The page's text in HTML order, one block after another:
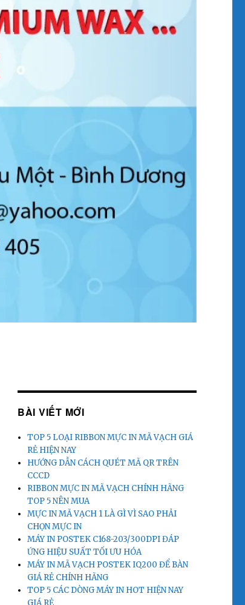
BÀI VIẾT MỚI
TOP 5 LOẠI RIBBON MỰC IN MÃ VẠCH GIÁ
RẺ HIỆN NAY
HƯỚNG DẪN CÁCH QUÉT MÃ QR TRÊN
CCCD
RIBBON MỰC IN MÃ VẠCH CHÍNH HÃNG
TOP 5 NÊN MUA
MỰC IN MÃ VẠCH 1 LÀ GÌ VÌ SAO PHẢI
CHỌN MỰC IN
MÁY IN POSTEK C168-203/300DPI ĐÁP
ỨNG HIỆU SUẤT TỐI ƯU HÓA
MÁY IN MÃ VẠCH POSTEK IQ200 ĐỂ BÀN
GIÁ RẺ CHÍNH HÃNG
TOP 5 CÁC DÒNG MÁY IN HOT HIỆN NAY